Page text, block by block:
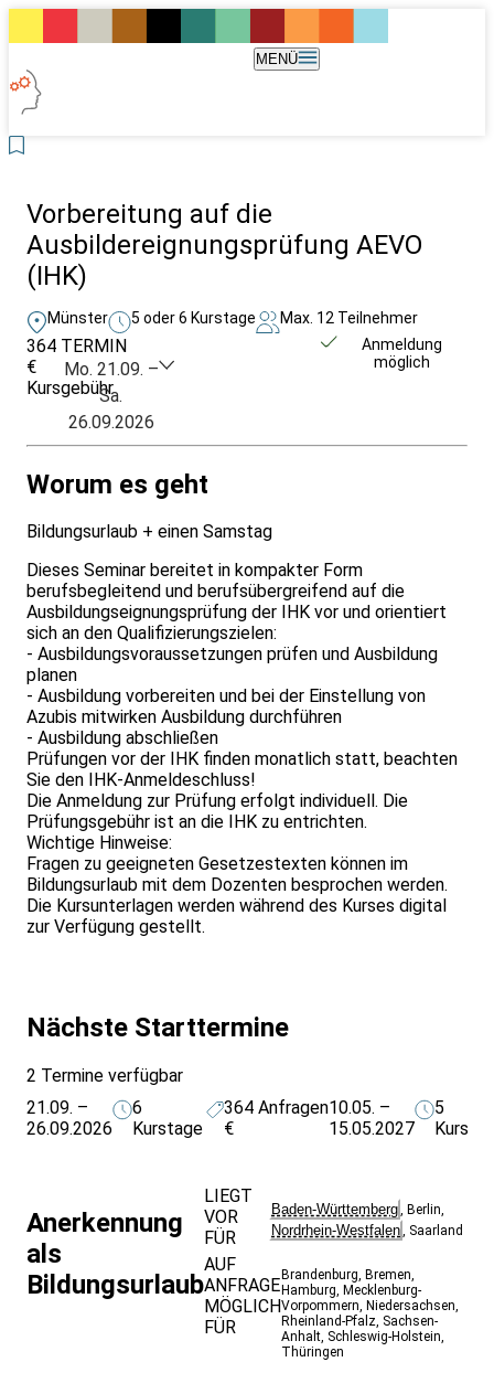
MENÜ
Vorbereitung auf die
Ausbildereignungsprüfung AEVO
(IHK)
Münster 5 oder 6 Kurstage Max. 12 Teilnehmer
364
€
Kursgebühr
TERMIN
Mo. 21.09. –
Sa.
26.09.2026
Anmeldung
möglich
Worum es geht
Bildungsurlaub + einen Samstag
Dieses Seminar bereitet in kompakter Form
berufsbegleitend und berufsübergreifend auf die
Ausbildungseignungsprüfung der IHK vor und orientiert
sich an den Qualifizierungszielen:
- Ausbildungsvoraussetzungen prüfen und Ausbildung
planen
- Ausbildung vorbereiten und bei der Einstellung von
Azubis mitwirken Ausbildung durchführen
- Ausbildung abschließen
Prüfungen vor der IHK finden monatlich statt, beachten
Sie den IHK-Anmeldeschluss!
Die Anmeldung zur Prüfung erfolgt individuell. Die
Prüfungsgebühr ist an die IHK zu entrichten.
Wichtige Hinweise:
Fragen zu geeigneten Gesetzestexten können im
Bildungsurlaub mit dem Dozenten besprochen werden.
Die Kursunterlagen werden während des Kurses digital
zur Verfügung gestellt.
Nächste Starttermine
2 Termine verfügbar
21.09. –
26.09.2026
6
Kurstage
364
€
Anfragen10.05. –
15.05.2027
5
Anerkennung
als
Bildungsurlaub
LIEGT
VOR
FÜR
Baden-Württemberg, Berlin,
Nordrhein-Westfalen, Saarland
AUF
ANFRAGE
MÖGLICH
FÜR
Brandenburg, Bremen,
Hamburg, Mecklenburg-
Vorpommern, Niedersachsen,
Rheinland-Pfalz, Sachsen-
Anhalt, Schleswig-Holstein,
Thüringen